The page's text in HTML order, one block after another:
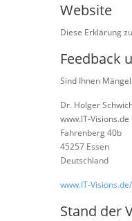
Website
Diese Erklärung
Feedback
Sind Ihnen
Dr. Holger
www.IT-Visions.de
Fahrenberg 40b
45257 Essen
Deutschland
www.IT-
Stand der